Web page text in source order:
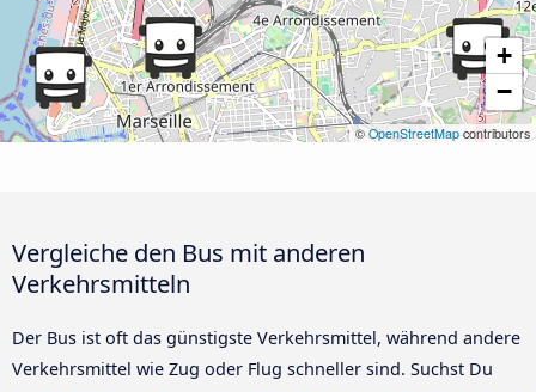
+
−
©OpenStreetMapcontributors
Vergleiche den Bus mit anderen
Verkehrsmitteln
Der Bus ist oft das günstigste Verkehrsmittel, während andere
Verkehrsmittel wie Zug oder Flug schneller sind. Suchst Du